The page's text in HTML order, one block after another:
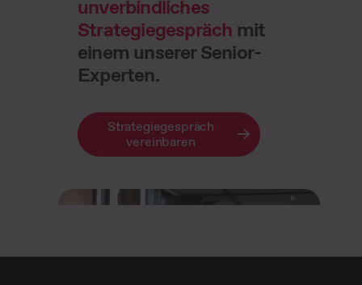
unverbindliches
Strategiegespräch mit
einem unserer Senior-
Experten.
Strategiegespräch
vereinbaren